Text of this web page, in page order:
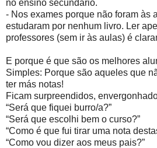
no ensino secundário.
- Nos exames porque não foram às
estudaram por nenhum livro. Ler
professores (sem ir às aulas) é
E porque é que são os melhores
Simples: Porque são aqueles que
ter más notas!
Ficam surpreendidos,
“Será que fiquei burro/a?”
“Será que escolhi bem o curso?”
“Como é que fui tirar uma nota
“Como vou dizer aos meus pais?”